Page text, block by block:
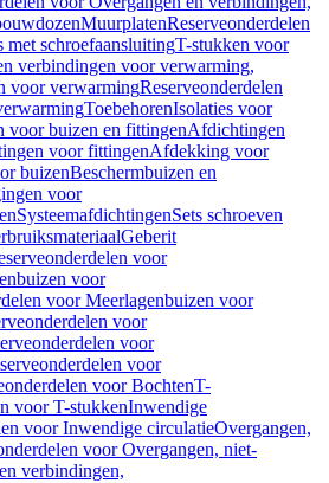
MuurplatenReserveonderdelen
met schroefaansluitingT-stukken voor
verbindingen voor verwarming,
voor verwarmingReserveonderdelen
ToebehorenIsolaties voor
voor buizen en fittingenAfdichtingen
voor fittingenAfdekking voor
buizenBeschermbuizen en
voor
SysteemafdichtingenSets schroeven
Geberit
voor
voor
voor Meerlagenbuizen voor
voor
voor
voor
voor BochtenT-
voor T-stukkenInwendige
voor Inwendige circulatieOvergangen,
voor Overgangen, niet-
verbindingen,